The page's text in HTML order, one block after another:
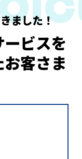
ました！
ビスを
客さま